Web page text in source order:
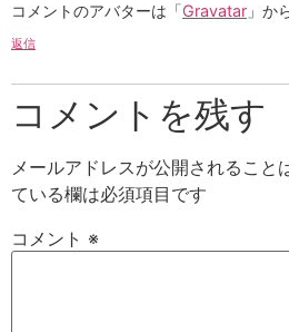
コメントのアバターは「Gravatar 」か
返信
コメントを残す
メールアドレスが公開されること
ている欄は必須項目です
コメント ※